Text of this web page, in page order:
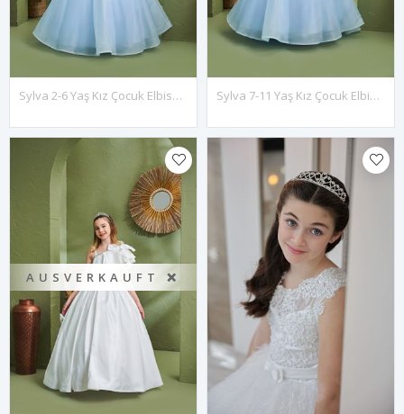
Sylva 2-6 Yaş Kız Çocuk Elbise 20134 Bebe Mavi Sylva 7-11 Yaş Kız Çocuk Elbise 30134 Bebe Mavi
AUSVERKAUFT ❌